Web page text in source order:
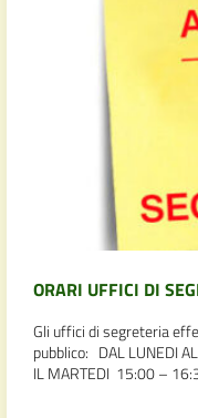
ORARI UFFICI DI
Gli uffici di segreteria
pubblico: DAL LUNEDI
IL MARTEDI 15:00 –